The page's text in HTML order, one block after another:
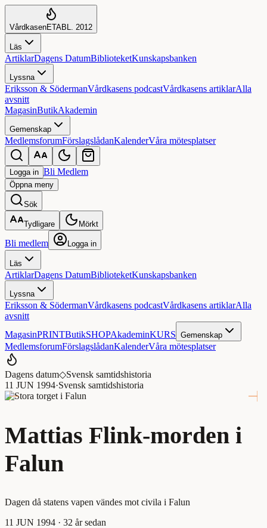
VårdkasenETABL. 2012
Läs
ArtiklarDagens DatumBiblioteketKunskapsbanken
Lyssna
Eriksson & SödermanVårdkasens podcastVårdkasens artiklarAlla
avsnitt
MagasinButikAkademin
Gemenskap
MedlemsforumFörslagslådanKalenderVåra mötesplatser
Logga in Bli Medlem
Öppnameny
Sök
Tydligare Mörkt
Bli medlem Logga in
Läs
ArtiklarDagens DatumBiblioteketKunskapsbanken
Lyssna
Eriksson & SödermanVårdkasens podcastVårdkasens artiklarAlla
avsnitt
MagasinPRINTButikSHOPAkademinKURS Gemenskap
MedlemsforumFörslagslådanKalenderVåra mötesplatser
Dagens datum◇Svensk samtidshistoria
11 JUN 1994·Svensk samtidshistoria
Mattias Flink-morden i
Falun
Dagen då statens vapen vändes mot civila i Falun
11 JUN 1994 · 32 år sedan